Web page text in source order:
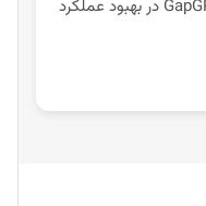
سال ۲۰۲۶، مزایا، کاربردها و نقش GapGPT در بهبود عملکرد